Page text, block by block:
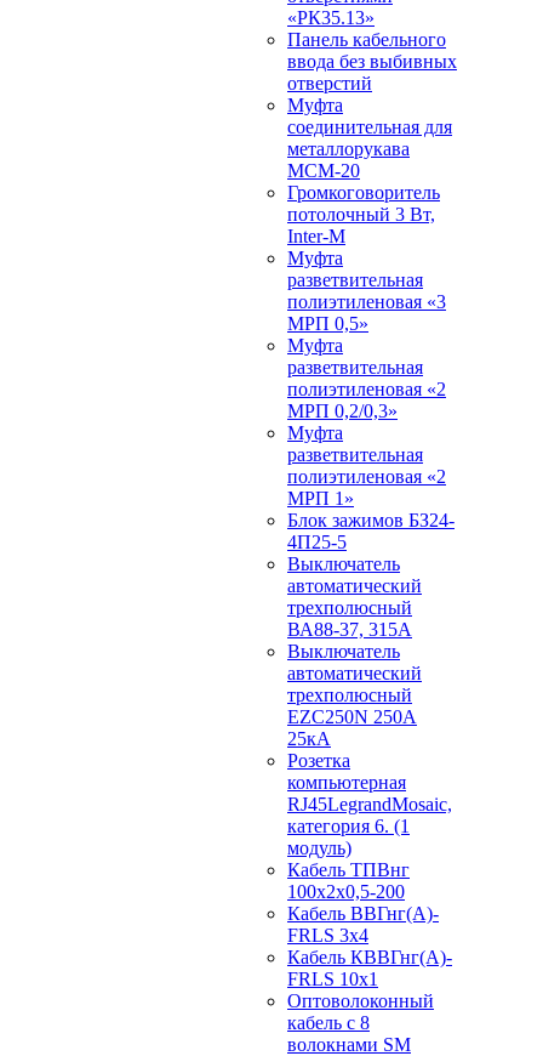
«РК35.13»
Панель кабельного
ввода без выбивных
отверстий
Муфта
соединительная для
металлорукава
МСМ-20
Громкоговоритель
потолочный 3 Вт,
Inter-M
Муфта
разветвительная
полиэтиленовая «3
МРП 0,5»
Муфта
разветвительная
полиэтиленовая «2
МРП 0,2/0,3»
Муфта
разветвительная
полиэтиленовая «2
МРП 1»
Блок зажимов БЗ24-
4П25-5
Выключатель
автоматический
трехполюсный
ВА88-37, 315А
Выключатель
автоматический
трехполюсный
EZC250N 250А
25кА
Розетка
компьютерная
RJ45LegrandMosaic,
категория 6. (1
модуль)
Кабель ТПВнг
100х2х0,5-200
Кабель ВВГнг(А)-
FRLS 3х4
Кабель КВВГнг(А)-
FRLS 10х1
Оптоволоконный
кабель с 8
волокнами SM